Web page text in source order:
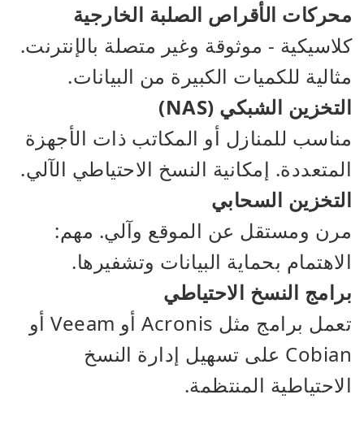
محركات الأقراص الصلبة الخارجية
كلاسيكية - موثوقة وغير متصلة بالإنترنت.
مثالية للكميات الكبيرة من البيانات.
التخزين الشبكي (NAS)
مناسب للمنازل أو المكاتب ذات الأجهزة
المتعددة. إمكانية النسخ الاحتياطي الآلي.
التخزين السحابي
مرن ومستقل عن الموقع وآلي. مهم:
الاهتمام بحماية البيانات وتشفيرها.
برامج النسخ الاحتياطي
تعمل برامج مثل Acronis أو Veeam أو
Cobian على تسهيل إدارة النسخ
الاحتياطية المنتظمة.